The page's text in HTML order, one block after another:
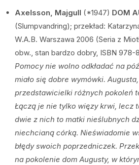
Axelsson, Majgull (*1947) DOM
(Slumpvandring); przekład:
W.A.B. Warszawa 2006 (Seria z
obw., stan bardzo dobry, ISBN 978-
Pomocy nie wolno odkładać na
miało się dobre wymówki.
przedstawicielki różnych pokoleń
Łączą je nie tylko więzy krwi, lecz
dwie z nich to matki nieślubnych
niechcianą córką. Nieświadomie
błędy swoich poprzedniczek.
na pokolenie dom Augusty, w